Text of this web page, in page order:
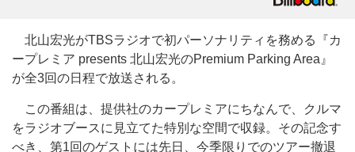
北山宏光がTBSラジオで初パーソナリティを務める『カ
ープレミア presents 北山宏光のPremium Parking Area』
が全3回の日程で放送される。
この番組は、提供社のカープレミアにちなんで、クルマ
をラジオブースに見立てた特別な空間で収録。その記念す
べき、第1回のゲストには先日、今季限りでのツアー撤退